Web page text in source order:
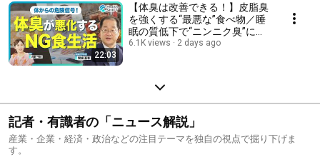
懸念
22:03
【体臭は改善できる！】皮脂臭
を強くする“最悪な”食べ物／睡
眠の質低下で“ニンニク臭”に／
肝機能の悪化も体臭に影響／血
6.1K views 2 days ago
記者・有識者の「ニュース解説」
産業・企業・経済・政治などの注目テーマを独自の視点で掘り下げま
す。